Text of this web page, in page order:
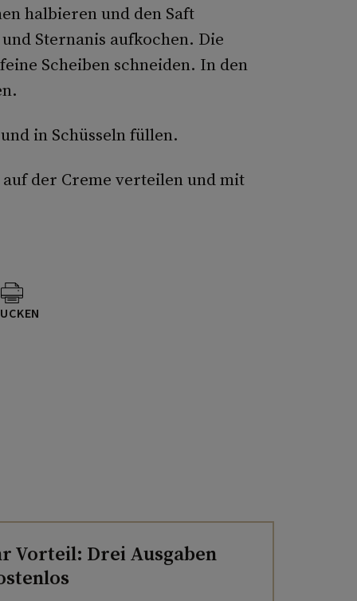
halbieren und den Saft
Sternanis aufkochen. Die
Scheiben schneiden. In den
in Schüsseln füllen.
der Creme verteilen und mit
Vorteil: Drei Ausgaben